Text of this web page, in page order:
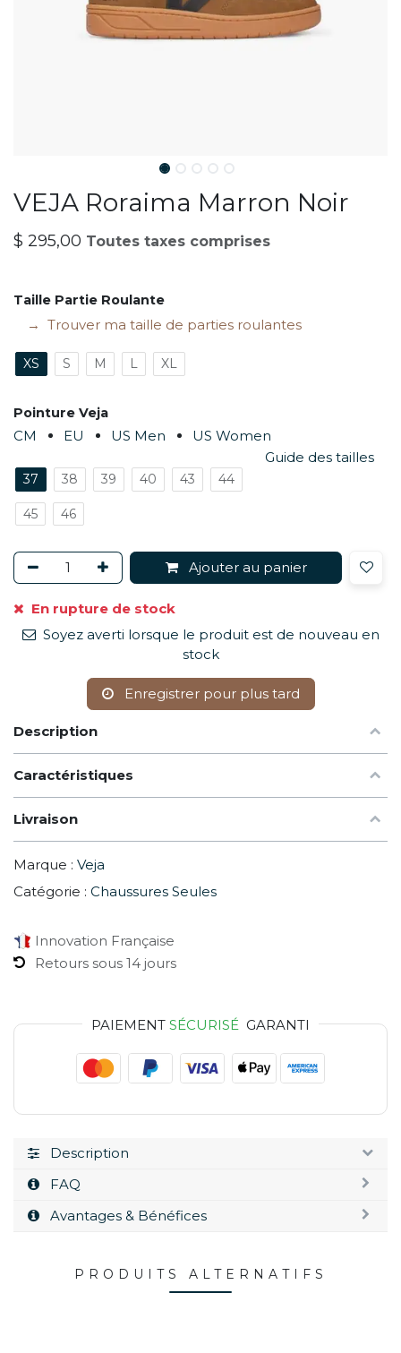
VEJA Roraima Marron Noir
$ 295,00 Toutes taxes comprises
Taille Partie Roulante
Trouver ma taille de parties roulantes
XS S M L XL
Pointure Veja
CM EU US Men
US Women
Guide des tailles
37 38 39 40 43 44
45 46
Ajouter au panier
En rupture de stock
Soyez averti lorsque le produit est de nouveau en
stock
Enregistrer pour plus tard
Description
Caractéristiques
Livraison
Marque : Veja
Catégorie : Chaussures Seules
Innovation Française
Retours sous 14 jours
PAIEMENT SÉCURISÉ GARANTI
Description
FAQ
Avantages & Bénéfices
PRODUITS ALTERNATIFS